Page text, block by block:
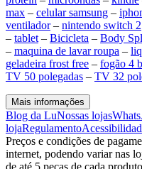
max – celular samsung –
ventilador– nintendo switch 2
– tablet – Bicicleta – Body
– maquina de lavar roupa –
geladeira frost free – fogão 4
TV 50 polegadas – TV 32
Mais informações
Blog da LuNossas lojas
lojaRegulamento
Preços e condições de
internet, podendo variar nas
de até 5 peças de cada